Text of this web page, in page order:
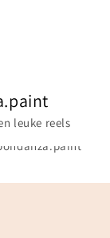
leuke reels